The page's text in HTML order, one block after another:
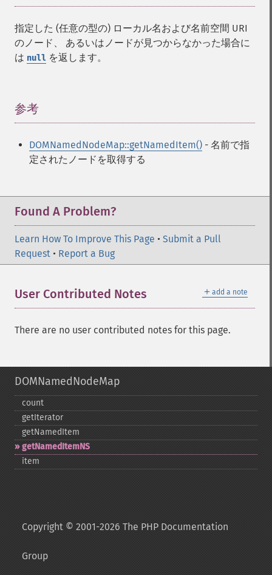
指定した (任意の型の) ローカル名および名前空間 URI
のノード、 あるいはノードが見つからなかった場合に
は null を返します。
参考
DOMNamedNodeMap::getNamedItem() - 名前で指
定されたノードを取得する
Found A Problem?
Learn How To Improve This Page • Submit a Pull
Request • Report a Bug
＋ add a note
User Contributed Notes
There are no user contributed notes for this page.
DOMNamedNodeMap
count
getIterator
getNamedItem
getNamedItemNS
item
Copyright © 2001-2026 The PHP Documentation
Group